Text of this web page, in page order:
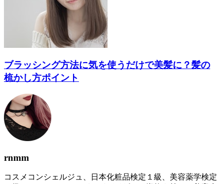
ブラッシング方法に気を使うだけで美髪に？髪の
梳かし方ポイント
rnmm
コスメコンシェルジュ、日本化粧品検定１級、美容薬学検定